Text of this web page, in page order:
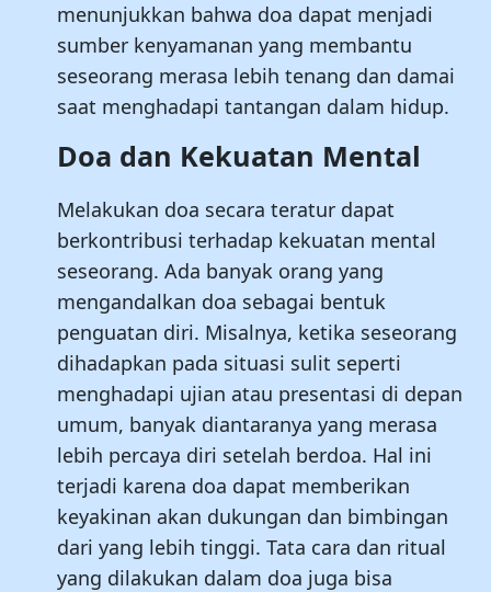
menunjukkan bahwa doa dapat menjadi
sumber kenyamanan yang membantu
seseorang merasa lebih tenang dan damai
saat menghadapi tantangan dalam hidup.
Doa dan Kekuatan Mental
Melakukan doa secara teratur dapat
berkontribusi terhadap kekuatan mental
seseorang. Ada banyak orang yang
mengandalkan doa sebagai bentuk
penguatan diri. Misalnya, ketika seseorang
dihadapkan pada situasi sulit seperti
menghadapi ujian atau presentasi di depan
umum, banyak diantaranya yang merasa
lebih percaya diri setelah berdoa. Hal ini
terjadi karena doa dapat memberikan
keyakinan akan dukungan dan bimbingan
dari yang lebih tinggi. Tata cara dan ritual
yang dilakukan dalam doa juga bisa